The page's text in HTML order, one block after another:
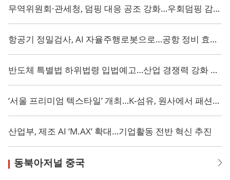
정치 中, 캐나다 반(反)차별조사 결과로 ‘추가관세 부가’ 결정
경제 90세 현역 곤노 유리가 던진 화두 “사회의 아픔을 비즈니스로 치유하라”
무역위원회·관세청, 덤핑 대응 공조 강화…우회덤핑 감시 본격화
항공기 정밀검사, AI 자율주행로봇으로…공항 정비 효율화 속도
반도체 특별법 하위법령 입법예고…산업 경쟁력 강화 제도화 속도
‘서울 프리미엄 텍스타일’ 개최…K-섬유, 원사에서 패션브랜드까지 세계 시장 연결
산업부, 제조 AI ‘M.AX’ 확대…기업활동 전반 혁신 추진
동북아저널 중국